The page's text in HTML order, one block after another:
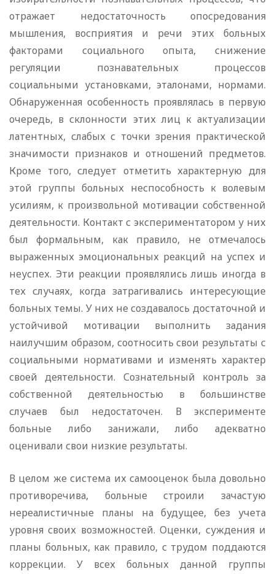
отражает недостаточность опосредования
мышления, восприятия и речи этих больных
факторами социального опыта, снижение
регуляции познавательных процессов
социальными установками, эталонами, нормами.
Обнаруженная особенность проявлялась в первую
очередь, в склонности этих лиц к актуализации
латентных, слабых с точки зрения практической
значимости признаков и отношений предметов.
Кроме того, следует отметить характерную для
этой группы больных неспособность к волевым
усилиям, к произвольной мотивации собственной
деятельности. Контакт с экспериментатором у них
был формальным, как правило, не отмечалось
выраженных эмоциональных реакций на успех и
неуспех. Эти реакции проявлялись лишь иногда в
тех случаях, когда затрагивались интересующие
больных темы. У них не создавалось достаточной и
устойчивой мотивации выполнить задания
наилучшим образом, соотносить свои результаты с
социальными нормативами и изменять характер
своей деятельности. Сознательный контроль за
собственной деятельностью в большинстве
случаев был недостаточен. В эксперименте
больные либо занижали, либо адекватно
оценивали свои низкие результаты.
В целом же система их самооценок была довольно
противоречива, больные строили зачастую
нереалистичные планы на будущее, без учета
уровня своих возможностей. Оценки, суждения и
планы больных, как правило, с трудом поддаются
коррекции. У всех больных данной группы